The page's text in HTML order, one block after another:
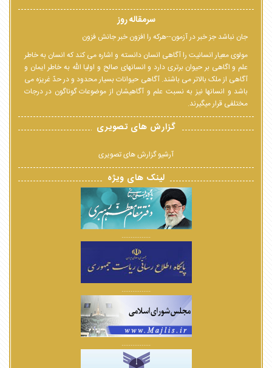
سرمقاله روز
جان نباشد جز خبر در آزمون--هرکه را افزون خبر جانش فزون
مولوی معیار انسانیت را آگاهی انسان دانسته و اشاره می کند که انسان به خاطر
علم و اگاهی بر حیوان برتری دارد و انسانهای صالح و اولیا الله به خاطر ایمان و
آگاهی از ملک بالاتر می باشند. آگاهی حیوانات بسیار محدود و در حدّ غریزه می
باشد و انسانها نیز به نسبت علم و آگاهیشان از موضوعات گوناگون در درجات
مختلفی قرار میگیرند.
گزارش های تصویری
آرشیو گزارش های تصویری
لینک های ویژه
................
................
................